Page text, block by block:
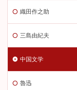
織田作之助
三島由紀夫
中国文学
魯迅